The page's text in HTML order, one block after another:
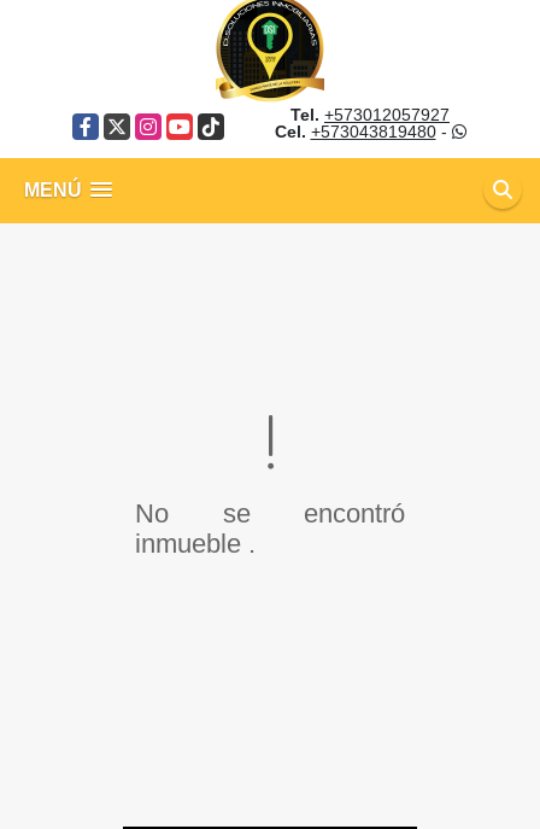
Facebook
X Instagram
YouTube
TikTok
Tel. +573012057927
Cel. +573043819480-
MENÚ
No se encontró
inmueble .